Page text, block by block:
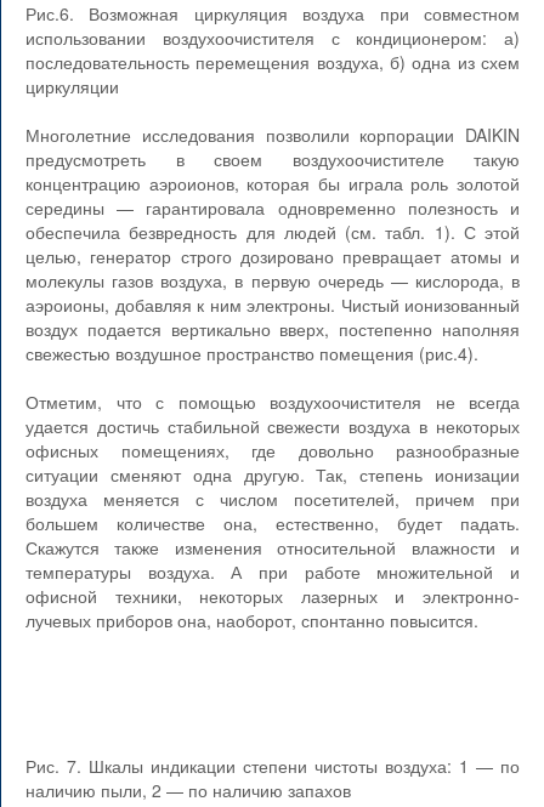
Рис.6. Возможная циркуляция воздуха при совместном
использовании воздухоочистителя с кондиционером: а)
последовательность перемещения воздуха, б) одна из схем
циркуляции
Многолетние исследования позволили корпорации DAIKIN
предусмотреть в своем воздухоочистителе такую
концентрацию аэроионов, которая бы играла роль золотой
середины — гарантировала одновременно полезность и
обеспечила безвредность для людей (см. табл. 1). С этой
целью, генератор строго дозировано превращает атомы и
молекулы газов воздуха, в первую очередь — кислорода, в
аэроионы, добавляя к ним электроны. Чистый ионизованный
воздух подается вертикально вверх, постепенно наполняя
свежестью воздушное пространство помещения (рис.4).
Отметим, что с помощью воздухоочистителя не всегда
удается достичь стабильной свежести воздуха в некоторых
офисных помещениях, где довольно разнообразные
ситуации сменяют одна другую. Так, степень ионизации
воздуха меняется с числом посетителей, причем при
большем количестве она, естественно, будет падать.
Скажутся также изменения относительной влажности и
температуры воздуха. А при работе множительной и
офисной техники, некоторых лазерных и электронно-
лучевых приборов она, наоборот, спонтанно повысится.
Рис. 7. Шкалы индикации степени чистоты воздуха: 1 — по
наличию пыли, 2 — по наличию запахов